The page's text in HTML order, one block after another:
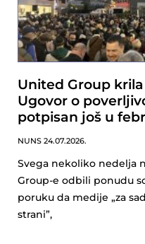
United Group
Ugovor o
potpisan još u
NUNS 24.07.2026.
Svega nekoliko nedelja
Group-e odbili ponudu
poruku da medije „za
strani”,